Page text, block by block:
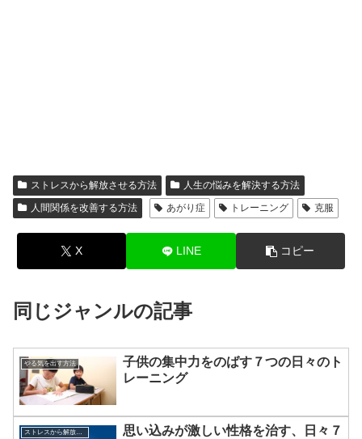
ストレスから解放させる方法
人生の悩みを解決する方法
人間関係を改善する方法
あがり症 トレーニング 克服
X LINE コピー
同じジャンルの記事
やる気を出す方法
子供の集中力をのばす７つの日々のト
レーニング
ストレスから解放させる方法
思い込みが激しい性格を治す、日々７